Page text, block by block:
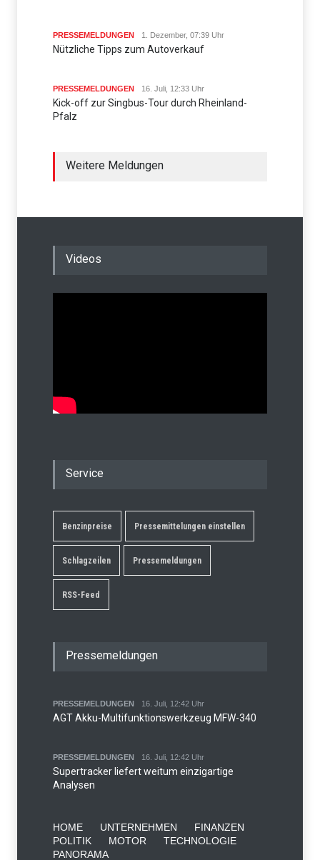
PRESSEMELDUNGEN 1. Dezember, 07:39 Uhr
Nützliche Tipps zum Autoverkauf
PRESSEMELDUNGEN 16. Juli, 12:33 Uhr
Kick-off zur Singbus-Tour durch Rheinland-
Pfalz
Weitere Meldungen
Videos
Service
Benzinpreise Pressemittelungen einstellen
Schlagzeilen Pressemeldungen
RSS-Feed
Pressemeldungen
PRESSEMELDUNGEN 16. Juli, 12:42 Uhr
AGT Akku-Multifunktionswerkzeug MFW-340
PRESSEMELDUNGEN 16. Juli, 12:42 Uhr
Supertracker liefert weitum einzigartige
Analysen
HOME UNTERNEHMEN
FINANZEN
POLITIK
MOTOR
TECHNOLOGIE
PANORAMA